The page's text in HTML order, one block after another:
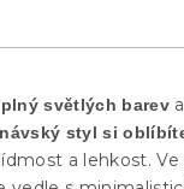
světlých barev
styl si
a lehkost. Ve